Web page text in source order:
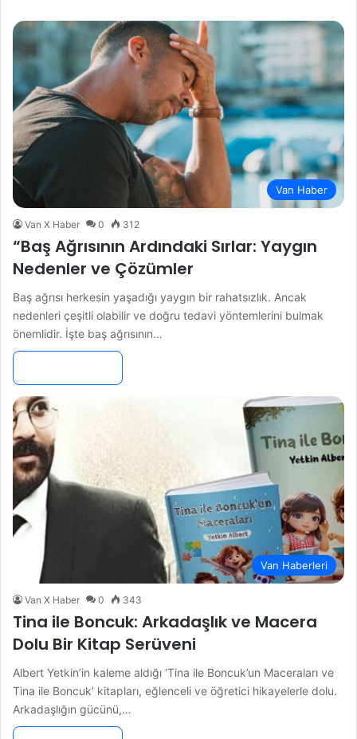
Van Haber
Van X Haber 0 312
“Baş Ağrısının Ardındaki Sırlar: Yaygın
Nedenler ve Çözümler
Baş ağrısı herkesin yaşadığı yaygın bir rahatsızlık. Ancak
nedenleri çeşitli olabilir ve doğru tedavi yöntemlerini bulmak
önemlidir. İşte baş ağrısının…
Van Haberleri
Van X Haber 0 343
Tina ile Boncuk: Arkadaşlık ve Macera
Dolu Bir Kitap Serüveni
Albert Yetkin’in kaleme aldığı ‘Tina ile Boncuk’un Maceraları ve
Tina ile Boncuk’ kitapları, eğlenceli ve öğretici hikayelerle dolu.
Arkadaşlığın gücünü,…